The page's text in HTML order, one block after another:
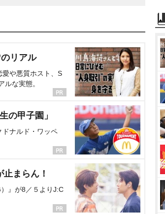
リアル
愛や悪質ホスト、S
な実態。
の甲子園」
ドナルド・ワッペ
まらん！
』が8／５よりJ:C